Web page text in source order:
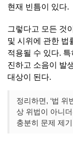
현재 빈틈이 있다.
그렇다고 모든 것
및 시위에 관한 법
적용될 수 있다.
진하고 소음이 발
대상이 된다.
정리하면, ‘법 위
상 위법이 아니
충분히 문제 제